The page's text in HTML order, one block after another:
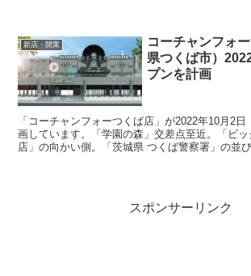
新店・開業
コーチャンフォ
県つくば市）
プンを計画
「コーチャンフォーつくば店」が2022年10月2
画しています。「学園の森」交差点至近。「ビ
店」の向かい側。「茨城県 つくば警察署」の並
面積：約5,137平方メートル、駐車場：239台、
スポンサーリンク